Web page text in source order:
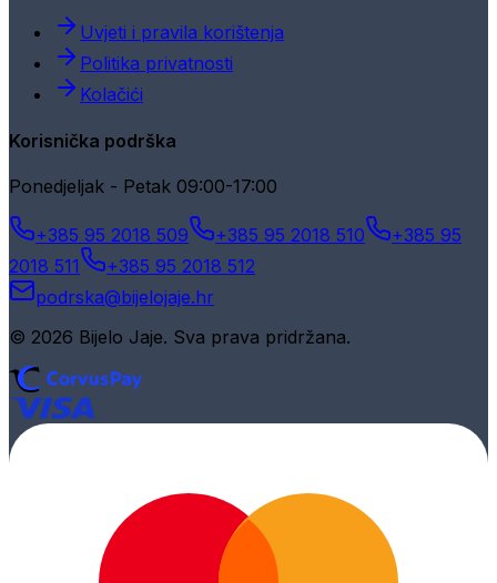
Uvjeti i pravila korištenja
Politika privatnosti
Kolačići
Korisnička podrška
Ponedjeljak - Petak 09:00-17:00
+385 95 2018 509 +385 95 2018 510
+385 95
2018 511
+385 95 2018 512
podrska@bijelojaje.hr
© 2026 Bijelo Jaje. Sva prava pridržana.